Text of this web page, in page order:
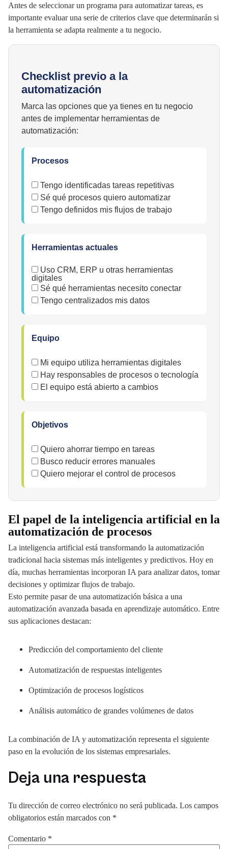
Antes de seleccionar un programa para automatizar tareas, es
importante evaluar una serie de criterios clave que determinarán si
la herramienta se adapta realmente a tu negocio.
Checklist previo a la
automatización
Marca las opciones que ya tienes en tu negocio
antes de implementar herramientas de
automatización:
Procesos
Tengo identificadas tareas repetitivas
Sé qué procesos quiero automatizar
Tengo definidos mis flujos de trabajo
Herramientas actuales
Uso CRM, ERP u otras herramientas
digitales
Sé qué herramientas necesito conectar
Tengo centralizados mis datos
Equipo
Mi equipo utiliza herramientas digitales
Hay responsables de procesos o tecnología
El equipo está abierto a cambios
Objetivos
Quiero ahorrar tiempo en tareas
Busco reducir errores manuales
Quiero mejorar el control de procesos
El papel de la inteligencia artificial en la
automatización de procesos
La inteligencia artificial está transformando la automatización
tradicional hacia sistemas más inteligentes y predictivos. Hoy en
día, muchas herramientas incorporan IA para analizar datos, tomar
decisiones y optimizar flujos de trabajo.
Esto permite pasar de una automatización básica a una
automatización avanzada basada en aprendizaje automático. Entre
sus aplicaciones destacan:
Predicción del comportamiento del cliente
Automatización de respuestas inteligentes
Optimización de procesos logísticos
Análisis automático de grandes volúmenes de datos
La combinación de IA y automatización representa el siguiente
paso en la evolución de los sistemas empresariales.
Deja una respuesta
Tu dirección de correo electrónico no será publicada. Los campos
obligatorios están marcados con *
Comentario *